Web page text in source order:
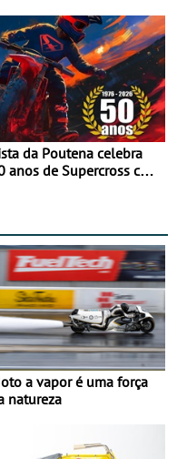
da Poutena celebra
anos de Supercross com
a vapor é uma força
natureza